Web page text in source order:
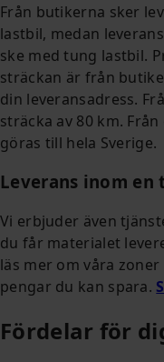
Från butikerna sker
lastbil, medan
ske med tung lastbil.
sträckan är från
din leveransadress.
sträcka av 80 km.
göras till hela Sverige.
Leverans inom en
Vi erbjuder även
du får materialet
läs mer om våra
pengar du kan spara.
Fördelar för